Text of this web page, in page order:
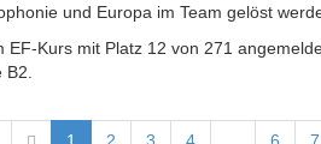
und Europa im Team gelöst
Kurs mit Platz 12 von 271
B2.